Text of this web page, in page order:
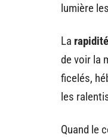
lumière
La
de voir la
ficelés,
les
Quand le